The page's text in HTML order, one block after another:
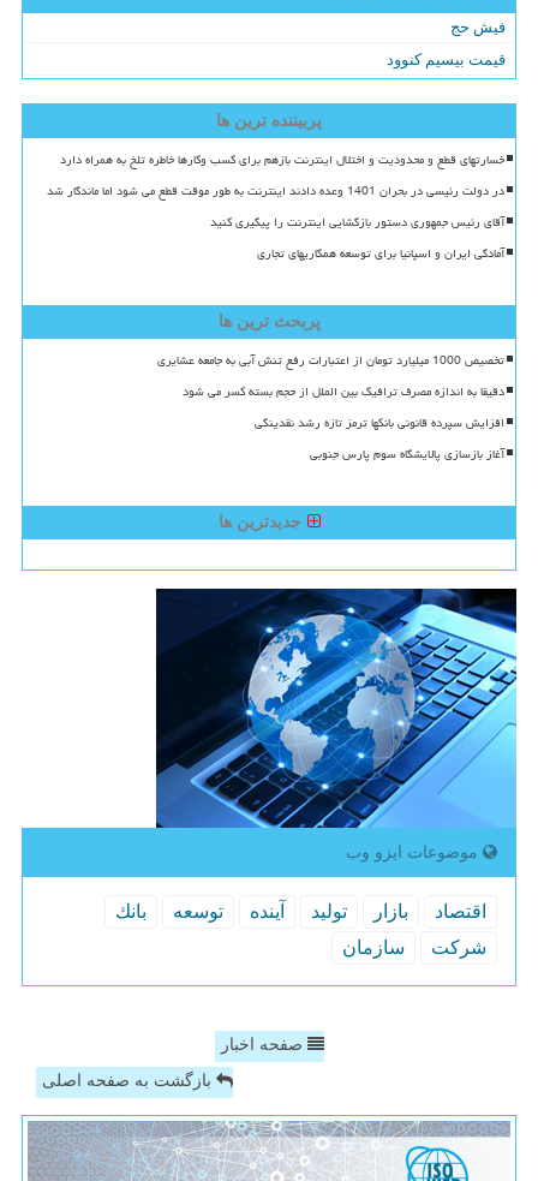
فیش حج
قیمت بیسیم کنوود
پربیننده ترین ها
خسارتهای قطع و محدودیت و اختلال اینترنت بازهم برای کسب وکارها خاطره تلخ به همراه دارد
در دولت رئیسی در بحران 1401 وعده دادند اینترنت به طور موقت قطع می شود اما ماندگار شد
آقای رئیس جمهوری دستور بازگشایی اینترنت را پیگیری کنید
آمادگی ایران و اسپانیا برای توسعه همکاریهای تجاری
پربحث ترین ها
تخصیص 1000 میلیارد تومان از اعتبارات رفع تنش آبی به جامعه عشایری
دقیقا به اندازه مصرف ترافیک بین الملل از حجم بسته کسر می شود
افزایش سپرده قانونی بانکها ترمز تازه رشد نقدینگی
آغاز بازسازی پالایشگاه سوم پارس جنوبی
جدیدترین ها
موضوعات ایزو وب
اقتصاد بازار تولید آینده توسعه
بانك
شركت
سازمان
صفحه اخبار
بازگشت به صفحه اصلی